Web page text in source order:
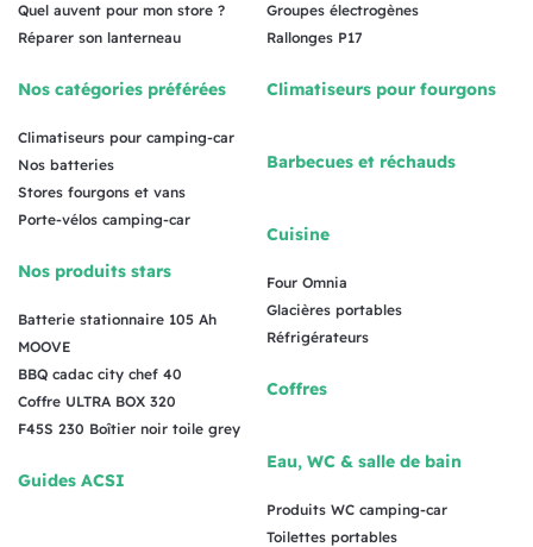
Quel auvent pour mon store ?
Réparer son lanterneau
Nos catégories préférées
Climatiseurs pour camping-car
Nos batteries
Stores fourgons et vans
Porte-vélos camping-car
Nos produits stars
Batterie stationnaire 105 Ah
MOOVE
BBQ cadac city chef 40
Coffre ULTRA BOX 320
F45S 230 Boîtier noir toile grey
Guides ACSI
Groupes électrogènes
Rallonges P17
Climatiseurs pour fourgons
Barbecues et réchauds
Cuisine
Four Omnia
Glacières portables
Réfrigérateurs
Coffres
Eau, WC & salle de bain
Produits WC camping-car
Toilettes portables